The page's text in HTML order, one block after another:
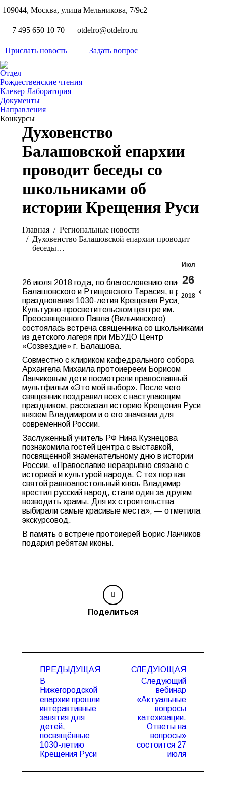
109044, Москва, улица Мельникова, 7/9с2
+7 495 650 10 70 otdelro@otdelro.ru
Прислать новость Задать вопрос
Отдел
Рождественские чтения
Клевер Лаборатория
Документы
Направления
Конкурсы
Духовенство
Балашовской епархии
проводит беседы со
школьниками об
истории Крещения Руси
Главная
Pегиональные новости
Духовенство Балашовской епархии проводит
беседы…
Июл
26
2018
26 июля 2018 года, по благословению епископа
Балашовского и Ртищевского Тарасия, в рамках
празднования 1030-летия Крещения Руси, в
Культурно-просветительском центре им.
Преосвященного Павла (Вильчинского)
состоялась встреча священника со школьниками
из детского лагеря при МБУДО Центр
«Созвездие» г. Балашова.
Совместно с клириком кафедрального собора
Архангела Михаила протоиереем Борисом
Ланчиковым дети посмотрели православный
мультфильм «Это мой выбор». После чего
священник поздравил всех с наступающим
праздником, рассказал историю Крещения Руси
князем Владимиром и о его значении для
современной России.
Заслуженный учитель РФ Нина Кузнецова
познакомила гостей центра с выставкой,
посвящённой знаменательному дню в истории
России. «Православие неразрывно связано с
историей и культурой народа. С тех пор как
святой равноапостольный князь Владимир
крестил русский народ, стали один за другим
возводить храмы. Для их строительства
выбирали самые красивые места», — отметила
экскурсовод.
В память о встрече протоиерей Борис Ланчиков
подарил ребятам иконы.
Поделиться
записям
ПРЕДЫДУЩАЯ
Предыдущая
запись:
В
Нижегородской
епархии прошли
интерактивные
занятия для
детей,
посвящённые
1030-летию
Крещения Руси
СЛЕДУЮЩАЯ
Следующая
запись:
Следующий
вебинар
«Актуальные
вопросы
катехизации.
Ответы на
вопросы»
состоится 27
июля